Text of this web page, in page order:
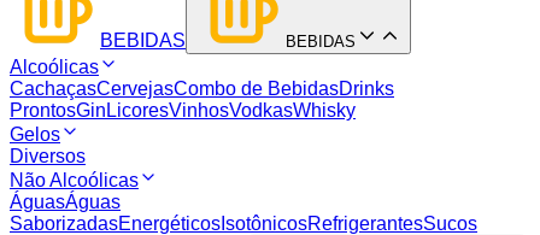
BEBIDAS BEBIDAS
Alcoólicas
CachaçasCervejasCombo de BebidasDrinks
ProntosGin LicoresVinhosVodkasWhisky
Gelos
Diversos
Não Alcoólicas
ÁguasÁguas
SaborizadasEnergéticos IsotônicosRefrigerantesSucos